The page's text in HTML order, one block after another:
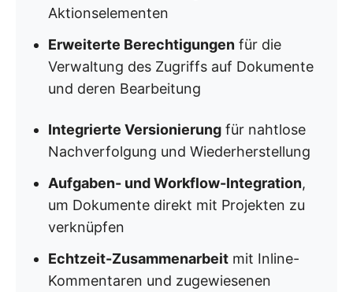
Aktionselementen
Erweiterte Berechtigungen für die
Verwaltung des Zugriffs auf Dokumente
und deren Bearbeitung
Integrierte Versionierung für nahtlose
Nachverfolgung und Wiederherstellung
Aufgaben- und Workflow-Integration,
um Dokumente direkt mit Projekten zu
verknüpfen
Echtzeit-Zusammenarbeit mit Inline-
Kommentaren und zugewiesenen